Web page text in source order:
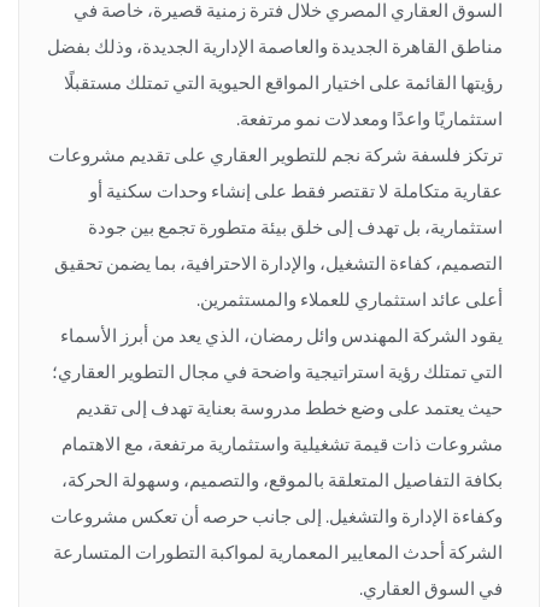
السوق العقاري المصري خلال فترة زمنية قصيرة، خاصة في
مناطق القاهرة الجديدة والعاصمة الإدارية الجديدة، وذلك بفضل
رؤيتها القائمة على اختيار المواقع الحيوية التي تمتلك مستقبلًا
استثماريًا واعدًا ومعدلات نمو مرتفعة.
ترتكز فلسفة شركة نجم للتطوير العقاري على تقديم مشروعات
عقارية متكاملة لا تقتصر فقط على إنشاء وحدات سكنية أو
استثمارية، بل تهدف إلى خلق بيئة متطورة تجمع بين جودة
التصميم، كفاءة التشغيل، والإدارة الاحترافية، بما يضمن تحقيق
أعلى عائد استثماري للعملاء والمستثمرين.
يقود الشركة المهندس وائل رمضان، الذي يعد من أبرز الأسماء
التي تمتلك رؤية استراتيجية واضحة في مجال التطوير العقاري؛
حيث يعتمد على وضع خطط مدروسة بعناية تهدف إلى تقديم
مشروعات ذات قيمة تشغيلية واستثمارية مرتفعة، مع الاهتمام
بكافة التفاصيل المتعلقة بالموقع، والتصميم، وسهولة الحركة،
وكفاءة الإدارة والتشغيل. إلى جانب حرصه أن تعكس مشروعات
الشركة أحدث المعايير المعمارية لمواكبة التطورات المتسارعة
في السوق العقاري.